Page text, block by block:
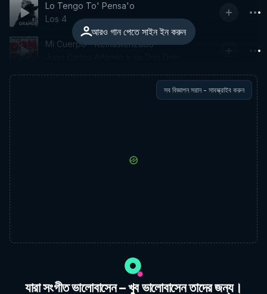
আরও গান পেতে সাইন ইন করুন
Lo Tengo To' Pensa'o
Los 4
Mi Cuerpo - Remasterizado
সব বিজ্ঞাপন সরান - সাবস্ক্রাইব করুন
যারা সংগীত ভালোবাসেন – খুব ভালোবাসেন তাদের জন্য।